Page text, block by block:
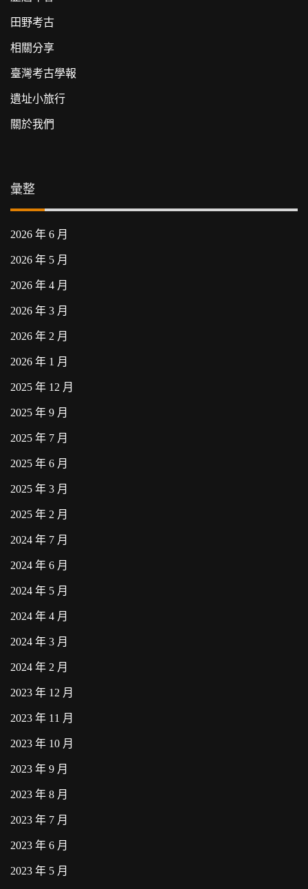
田野考古
相關分享
臺灣考古學報
遺址小旅行
關於我們
彙整
2026 年 6 月
2026 年 5 月
2026 年 4 月
2026 年 3 月
2026 年 2 月
2026 年 1 月
2025 年 12 月
2025 年 9 月
2025 年 7 月
2025 年 6 月
2025 年 3 月
2025 年 2 月
2024 年 7 月
2024 年 6 月
2024 年 5 月
2024 年 4 月
2024 年 3 月
2024 年 2 月
2023 年 12 月
2023 年 11 月
2023 年 10 月
2023 年 9 月
2023 年 8 月
2023 年 7 月
2023 年 6 月
2023 年 5 月